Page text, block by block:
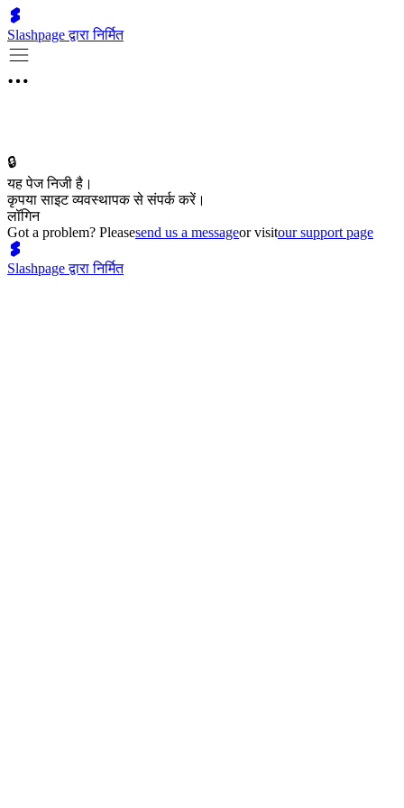
Slashpage द्वारा निर्मित
🔒
यह पेज निजी है।
कृपया साइट व्यवस्थापक से संपर्क करें।
लॉगिन
Got a problem? Pleasesend us a messageor visitour support page
Slashpage द्वारा निर्मित